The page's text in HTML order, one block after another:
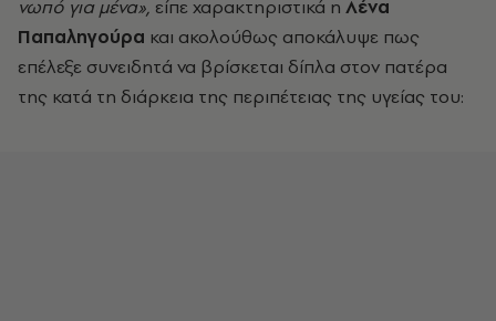
νωπό για μένα», είπε χαρακτηριστικά η Λένα
Παπαληγούρα και ακολούθως αποκάλυψε πως
επέλεξε συνειδητά να βρίσκεται δίπλα στον πατέρα
της κατά τη διάρκεια της περιπέτειας της υγείας του: